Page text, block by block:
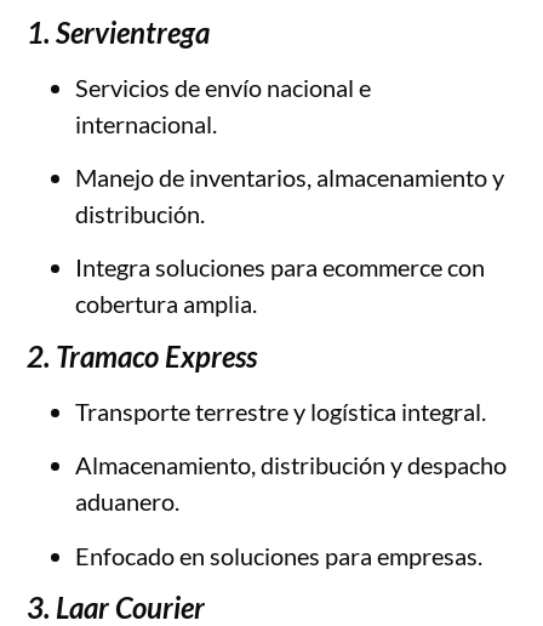
1. Servientrega
Servicios de envío nacional e
internacional.
Manejo de inventarios, almacenamiento y
distribución.
Integra soluciones para ecommerce con
cobertura amplia.
2. Tramaco Express
Transporte terrestre y logística integral.
Almacenamiento, distribución y despacho
aduanero.
Enfocado en soluciones para empresas.
3. Laar Courier